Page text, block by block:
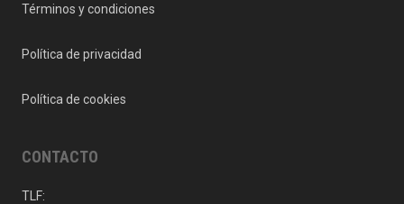
Términos y condiciones
Política de privacidad
Política de cookies
CONTACTO
TLF: